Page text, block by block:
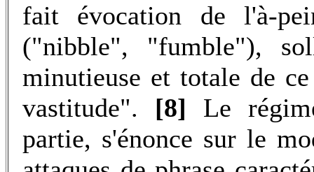
fait évocation de l'à-
("nibble", "fumble"),
minutieuse et totale de
vastitude". [8] Le
partie, s'énonce sur le